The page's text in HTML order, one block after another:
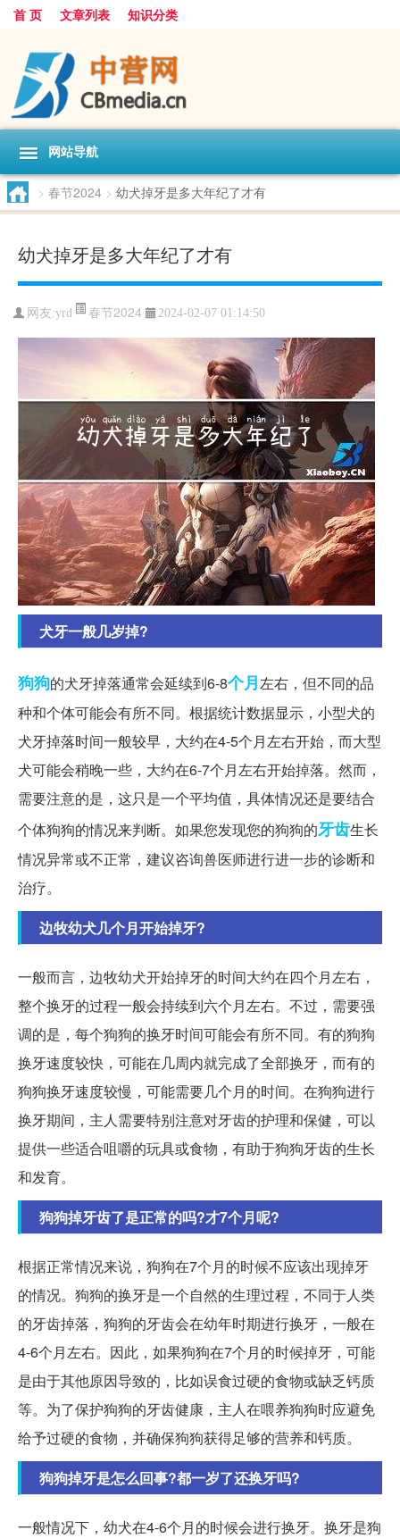
首 页 文章列表 知识分类
网站导航
> 春节2024 > 幼犬掉牙是多大年纪了才有
幼犬掉牙是多大年纪了才有
网友:yrd 春节2024 2024-02-07 01:14:50
犬牙一般几岁掉?
狗狗的犬牙掉落通常会延续到6-8个月左右，但不同的品
种和个体可能会有所不同。根据统计数据显示，小型犬的
犬牙掉落时间一般较早，大约在4-5个月左右开始，而大型
犬可能会稍晚一些，大约在6-7个月左右开始掉落。然而，
需要注意的是，这只是一个平均值，具体情况还是要结合
个体狗狗的情况来判断。如果您发现您的狗狗的牙齿生长
情况异常或不正常，建议咨询兽医师进行进一步的诊断和
治疗。
边牧幼犬几个月开始掉牙?
一般而言，边牧幼犬开始掉牙的时间大约在四个月左右，
整个换牙的过程一般会持续到六个月左右。不过，需要强
调的是，每个狗狗的换牙时间可能会有所不同。有的狗狗
换牙速度较快，可能在几周内就完成了全部换牙，而有的
狗狗换牙速度较慢，可能需要几个月的时间。在狗狗进行
换牙期间，主人需要特别注意对牙齿的护理和保健，可以
提供一些适合咀嚼的玩具或食物，有助于狗狗牙齿的生长
和发育。
狗狗掉牙齿了是正常的吗?才7个月呢?
根据正常情况来说，狗狗在7个月的时候不应该出现掉牙
的情况。狗狗的换牙是一个自然的生理过程，不同于人类
的牙齿掉落，狗狗的牙齿会在幼年时期进行换牙，一般在
4-6个月左右。因此，如果狗狗在7个月的时候掉牙，可能
是由于其他原因导致的，比如误食过硬的食物或缺乏钙质
等。为了保护狗狗的牙齿健康，主人在喂养狗狗时应避免
给予过硬的食物，并确保狗狗获得足够的营养和钙质。
狗狗掉牙是怎么回事?都一岁了还换牙吗?
一般情况下，幼犬在4-6个月的时候会进行换牙。换牙是狗